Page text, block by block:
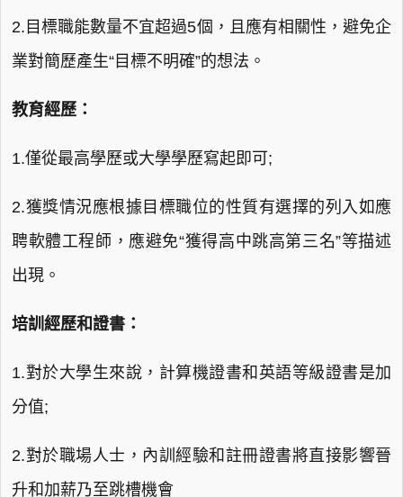
2.目標職能數量不宜超過5個，且應有相關性，避免企
業對簡歷產生“目標不明確”的想法。
教育經歷：
1.僅從最高學歷或大學學歷寫起即可;
2.獲獎情況應根據目標職位的性質有選擇的列入如應
聘軟體工程師，應避免“獲得高中跳高第三名”等描述
出現。
培訓經歷和證書：
1.對於大學生來說，計算機證書和英語等級證書是加
分值;
2.對於職場人士，內訓經驗和註冊證書將直接影響晉
升和加薪乃至跳槽機會